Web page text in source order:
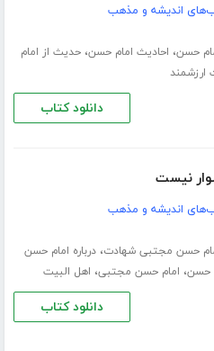
اندیشه و مذهب
حسن، احادیث امام حسن،حدیث از امام
ارزشمند
دانلود کتاب
نیست
اندیشه و مذهب
حسن مجتبی شهادت،درباره امام حسن
حسن، امام حسن مجتبی، اهل البیت
دانلود کتاب